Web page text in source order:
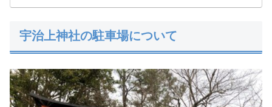
宇治上神社の駐車場について